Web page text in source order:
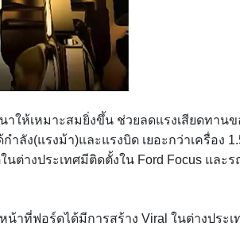
าให้เหมาะสมยิ่งขึ้น ช่วยลดแรงเสียดทานข
ำลัง(แรงม้า)และแรงบิด เยอะกว่าเครื่อง
ต่างประเทศมีติดตั้งใน Ford Focus และร
าที่ฟอร์ดได้มีการสร้าง Viral ในต่างประเ